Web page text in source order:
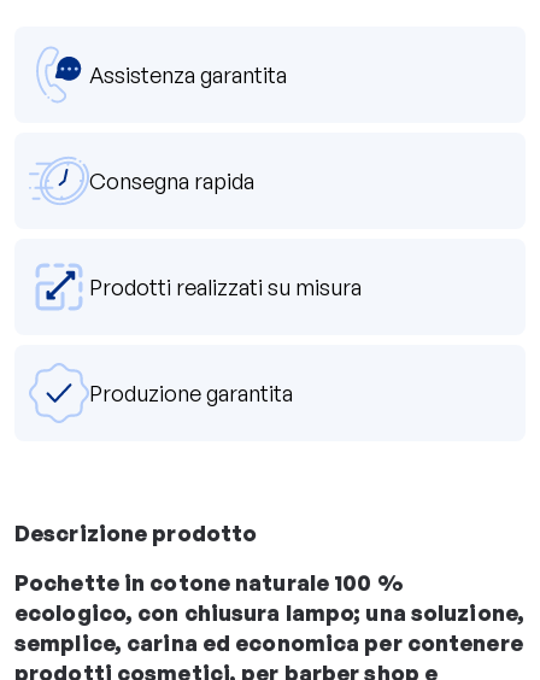
Assistenza garantita
Consegna rapida
Prodotti realizzati su misura
Produzione garantita
Descrizione prodotto
Pochette in cotone naturale 100 %
ecologico, con chiusura lampo; una soluzione,
semplice, carina ed economica per contenere
prodotti cosmetici, per barber shop e